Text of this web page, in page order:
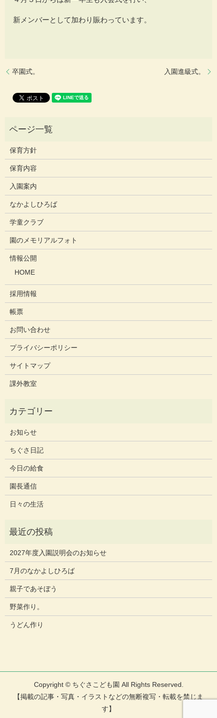
新メンバーとして加わり賑わっています。
卒園式。 入園進級式。
保育方針
保育内容
入園案内
なかよしひろば
学童クラブ
園のメモリアルフォト
情報公開
HOME
採用情報
帳票
お問い合わせ
プライバシーポリシー
サイトマップ
課外教室
お知らせ
ちぐさ日記
今日の給食
園長通信
日々の生活
2027年度入園説明会のお知らせ
7月のなかよしひろば
親子であそぼう
野菜作り。
うどん作り
Copyright © ちぐさこども園 All Rights Reserved.
【掲載の記事・写真・イラストなどの無断複写・転載を禁じま
す】